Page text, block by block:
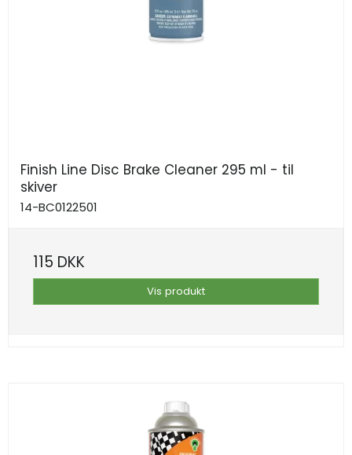
Finish Line Disc Brake Cleaner 295 ml - til
skiver
14-BC0122501
115 DKK
Vis produkt